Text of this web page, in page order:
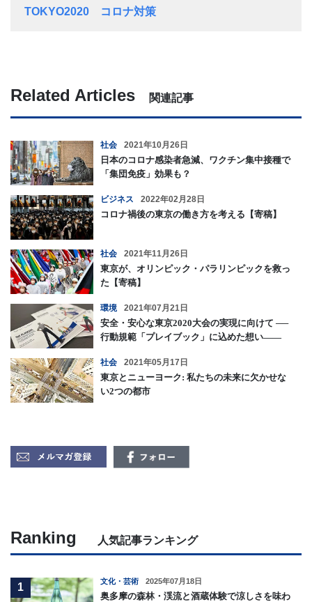
TOKYO2020 コロナ対策
Related Articles 関連記事
社会 2021年10月26日
日本のコロナ感染者急減、ワクチン集中接種で
「集団免疫」効果も？
ビジネス 2022年02月28日
コロナ禍後の東京の働き方を考える【寄稿】
社会 2021年11月26日
東京が、オリンピック・パラリンピックを救っ
た【寄稿】
環境 2021年07月21日
安全・安心な東京2020大会の実現に向けて ──
行動規範「プレイブック」に込めた想い――
社会 2021年05月17日
東京とニューヨーク: 私たちの未来に欠かせな
い2つの都市
Ranking 人気記事ランキング
1
文化・芸術 2025年07月18日
奥多摩の森林・渓流と酒蔵体験で涼しさを味わ